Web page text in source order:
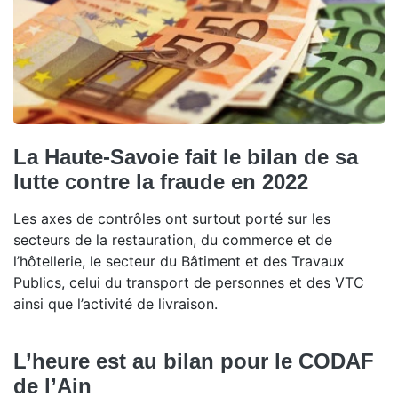
La Haute-Savoie fait le bilan de sa
lutte contre la fraude en 2022
Les axes de contrôles ont surtout porté sur les
secteurs de la restauration, du commerce et de
l’hôtellerie, le secteur du Bâtiment et des Travaux
Publics, celui du transport de personnes et des VTC
ainsi que l’activité de livraison.
L’heure est au bilan pour le CODAF
de l’Ain